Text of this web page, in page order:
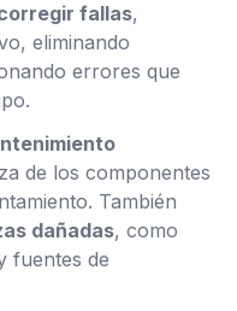
fallas,
eliminando
errores que
de los componentes
También
dañadas, como
fuentes de